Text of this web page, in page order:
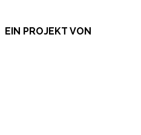
EIN PROJEKT VON